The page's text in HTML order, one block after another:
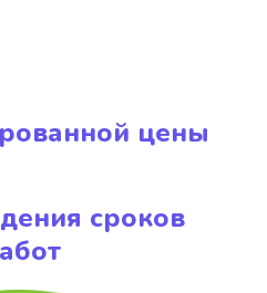
цены
сроков